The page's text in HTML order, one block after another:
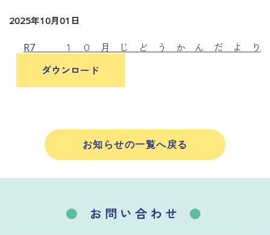
2025年10月01日
R7 １０月じどうかんだより
ダウンロード
お知らせの一覧へ戻る
お問い合わせ